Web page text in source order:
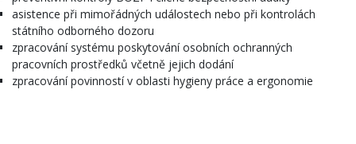
asistence při mimořádných událostech nebo při kontrolách
státního odborného dozoru
zpracování systému poskytování osobních ochranných
pracovních prostředků včetně jejich dodání
zpracování povinností v oblasti hygieny práce a ergonomie